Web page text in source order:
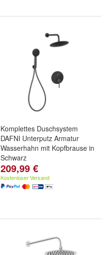
Komplettes Duschsystem
DAFNI Unterputz Armatur
Wasserhahn mit Kopfbrause in
Schwarz
209,99 €
Kostenloser Versand